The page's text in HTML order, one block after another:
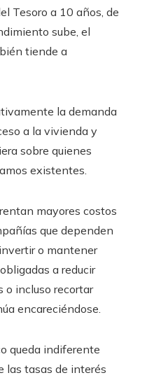
Tesoro a 10 años, de
sube, el
tiende a
la demanda
a la vivienda y
sobre quienes
existentes.
mayores costos
que dependen
o mantener
a reducir
o incluso recortar
encareciéndose.
queda indiferente
las tasas de interés